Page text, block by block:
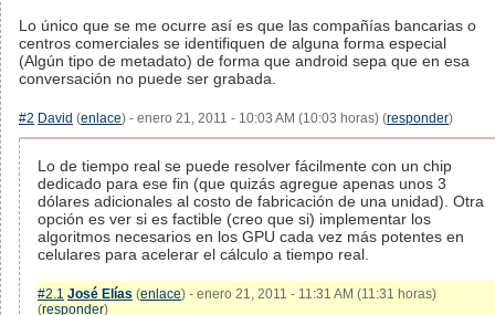
Lo único que se me ocurre así es que las compañías bancarias o
centros comerciales se identifiquen de alguna forma especial
(Algún tipo de metadato) de forma que android sepa que en esa
conversación no puede ser grabada.
#2 David (enlace) - enero 21, 2011 - 10:03 AM (10:03 horas) (responder)
Lo de tiempo real se puede resolver fácilmente con un chip
dedicado para ese fin (que quizás agregue apenas unos 3
dólares adicionales al costo de fabricación de una unidad). Otra
opción es ver si es factible (creo que si) implementar los
algoritmos necesarios en los GPU cada vez más potentes en
celulares para acelerar el cálculo a tiempo real.
#2.1 José Elías (enlace) - enero 21, 2011 - 11:31 AM (11:31 horas)
(responder)